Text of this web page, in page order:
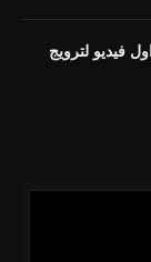
تداول فيديو لترويج